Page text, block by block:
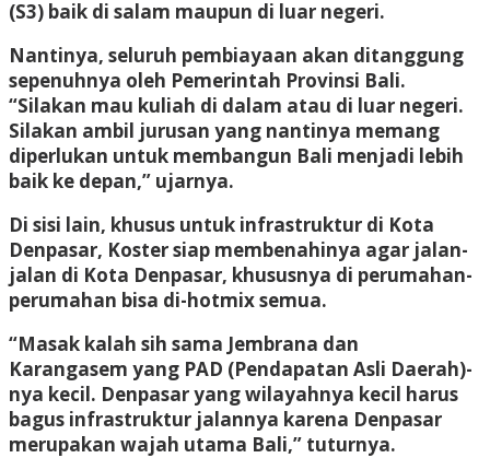
(S3) baik di salam maupun di luar negeri.
Nantinya, seluruh pembiayaan akan ditanggung
sepenuhnya oleh Pemerintah Provinsi Bali.
“Silakan mau kuliah di dalam atau di luar negeri.
Silakan ambil jurusan yang nantinya memang
diperlukan untuk membangun Bali menjadi lebih
baik ke depan,” ujarnya.
Di sisi lain, khusus untuk infrastruktur di Kota
Denpasar, Koster siap membenahinya agar jalan-
jalan di Kota Denpasar, khususnya di perumahan-
perumahan bisa di-hotmix semua.
“Masak kalah sih sama Jembrana dan
Karangasem yang PAD (Pendapatan Asli Daerah)-
nya kecil. Denpasar yang wilayahnya kecil harus
bagus infrastruktur jalannya karena Denpasar
merupakan wajah utama Bali,” tuturnya.